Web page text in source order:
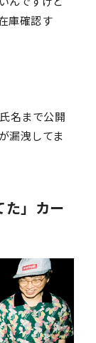
庫確認す
名まで公開
漏洩してま
た」カー